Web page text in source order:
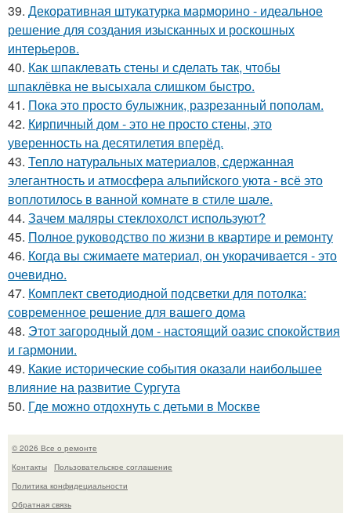
39. Декоративная штукатурка марморино - идеальное
решение для создания изысканных и роскошных
интерьеров.
40. Как шпаклевать стены и сделать так, чтобы
шпаклёвка не высыхала слишком быстро.
41. Пока это просто булыжник, разрезанный пополам.
42. Кирпичный дом - это не просто стены, это
уверенность на десятилетия вперёд.
43. Тепло натуральных материалов, сдержанная
элегантность и атмосфера альпийского уюта - всё это
воплотилось в ванной комнате в стиле шале.
44. Зачем маляры стеклохолст используют?
45. Полное руководство по жизни в квартире и ремонту
46. Когда вы сжимаете материал, он укорачивается - это
очевидно.
47. Комплект светодиодной подсветки для потолка:
современное решение для вашего дома
48. Этот загородный дом - настоящий оазис спокойствия
и гармонии.
49. Какие исторические события оказали наибольшее
влияние на развитие Сургута
50. Где можно отдохнуть с детьми в Москве
© 2026 Все о ремонте
Контакты
Пользовательское соглашение
Политика конфидециальности
Обратная связь